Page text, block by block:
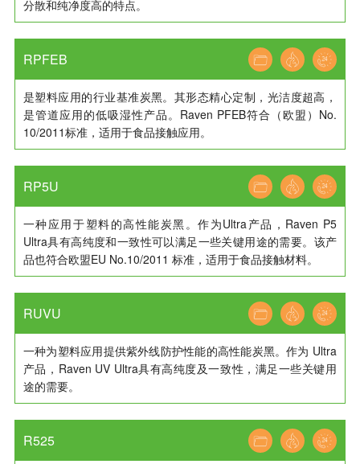
分散和纯净度高的特点。
RPFEB
是塑料应用的行业基准炭黑。其形态精心定制，光洁度超高，
是管道应用的低吸湿性产品。Raven PFEB符合（欧盟）No.
10/2011标准，适用于食品接触应用。
RP5U
一种应用于塑料的高性能炭黑。作为Ultra产品，Raven P5
Ultra具有高纯度和一致性可以满足一些关键用途的需要。该产
品也符合欧盟EU No.10/2011 标准，适用于食品接触材料。
RUVU
一种为塑料应用提供紫外线防护性能的高性能炭黑。作为 Ultra
产品，Raven UV Ultra具有高纯度及一致性，满足一些关键用
途的需要。
R525